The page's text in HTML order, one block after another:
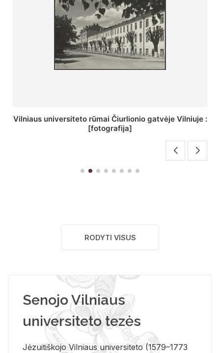
St. Batoro universiteto J. Pilsudskio kolegija :
[fotografija]
RODYTI VISUS
Senojo Vilniaus
universiteto tezės
Jėzuitiškojo Vilniaus universiteto (1579–1773